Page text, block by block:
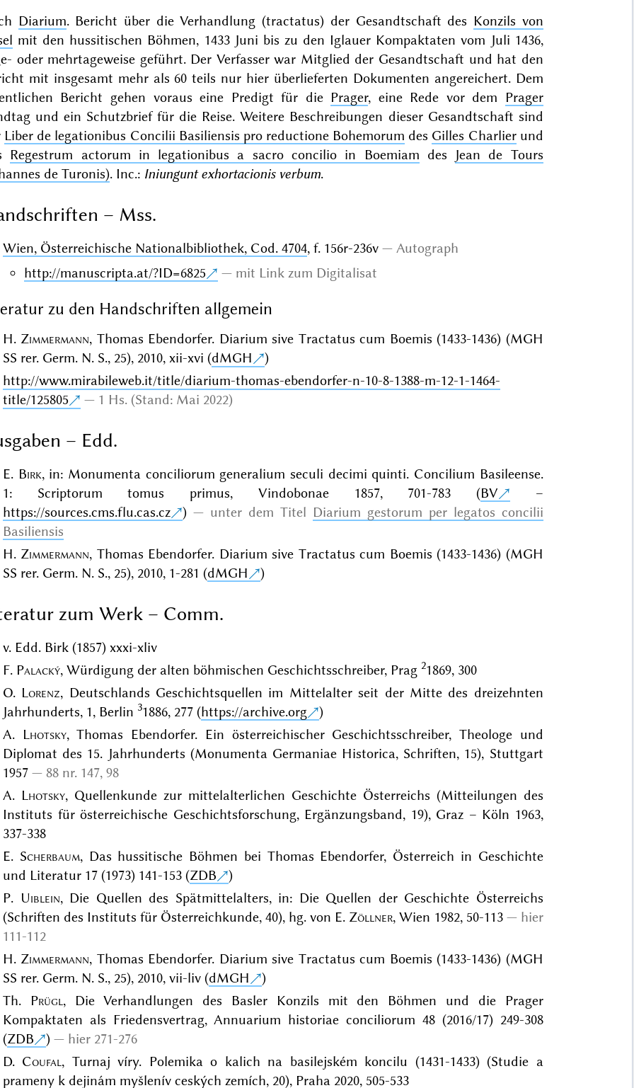
Diarium. Bericht über die Verhandlung (tractatus) der Gesandtschaft des Konzils von
mit den hussitischen Böhmen, 1433 Juni bis zu den Iglauer Kompaktaten vom Juli 1436,
oder mehrtageweise geführt. Der Verfasser war Mitglied der Gesandtschaft und hat den
mit insgesamt mehr als 60 teils nur hier überlieferten Dokumenten angereichert. Dem
Bericht gehen voraus eine Predigt für die Prager, eine Rede vor dem
Prager
und ein Schutzbrief für die Reise. Weitere Beschreibungen dieser Gesandtschaft sind
Liber de legationibus Concilii Basiliensis pro reductione Bohemorum des Gilles Charlierund
Regestrum actorum in legationibus a sacro concilio in Boemiam des Jean de Tours
de Turonis). Inc.: Iniungunt exhortacionis verbum.
– Mss.
Wien, Österreichische Nationalbibliothek, Cod. 4704, f. 156r-236v
Autograph
http://manuscripta.at/?ID=6825
mit Link zum Digitalisat
zu den Handschriften allgemein
H. Zimmermann, Thomas Ebendorfer. Diarium sive Tractatus cum Boemis (1433-1436) (MGH
SS rer. Germ. N. S., 25), 2010, xii-xvi (dMGH
)
http://www.mirabileweb.it/title/diarium-thomas-ebendorfer-n-10-8-1388-m-12-1-1464-
title/125805
1 Hs. (Stand: Mai 2022)
– Edd.
E. Birk, in: Monumenta conciliorum generalium seculi decimi quinti. Concilium Basileense.
1: Scriptorum tomus primus, Vindobonae 1857, 701-783 (BV
–
https://sources.cms.flu.cas.cz
) unter dem Titel Diarium gestorum per legatos concilii
Basiliensis
H. Zimmermann, Thomas Ebendorfer. Diarium sive Tractatus cum Boemis (1433-1436) (MGH
SS rer. Germ. N. S., 25), 2010, 1-281 (dMGH )
zum Werk – Comm.
v. Edd. Birk (1857) xxxi-xliv
F. Palacký, Würdigung der alten böhmischen Geschichtsschreiber, Prag 21869, 300
O. Lorenz, Deutschlands Geschichtsquellen im Mittelalter seit der Mitte des dreizehnten
Jahrhunderts, 1, Berlin 31886, 277 (https://archive.org
)
A. Lhotsky, Thomas Ebendorfer. Ein österreichischer Geschichtsschreiber, Theologe und
Diplomat des 15. Jahrhunderts (Monumenta Germaniae Historica, Schriften, 15), Stuttgart
1957
88 nr. 147, 98
A. Lhotsky, Quellenkunde zur mittelalterlichen Geschichte Österreichs (Mitteilungen des
Instituts für österreichische Geschichtsforschung, Ergänzungsband, 19), Graz – Köln 1963,
337-338
E. Scherbaum, Das hussitische Böhmen bei Thomas Ebendorfer, Österreich in Geschichte
und Literatur 17 (1973) 141-153 (ZDB
)
P. Uiblein, Die Quellen des Spätmittelalters, in: Die Quellen der Geschichte Österreichs
(Schriften des Instituts für Österreichkunde, 40), hg. von E. Zöllner, Wien 1982, 50-113
hier
111-112
H. Zimmermann, Thomas Ebendorfer. Diarium sive Tractatus cum Boemis (1433-1436) (MGH
SS rer. Germ. N. S., 25), 2010, vii-liv (dMGH
)
Th. Prügl, Die Verhandlungen des Basler Konzils mit den Böhmen und die Prager
Kompaktaten als Friedensvertrag, Annuarium historiae conciliorum 48 (2016/17) 249-308
(ZDB )
hier 271-276
D. Coufal, Turnaj víry. Polemika o kalich na basilejském koncilu (1431-1433) (Studie a
prameny k dejinám myšlenív ceských zemích, 20), Praha 2020, 505-533